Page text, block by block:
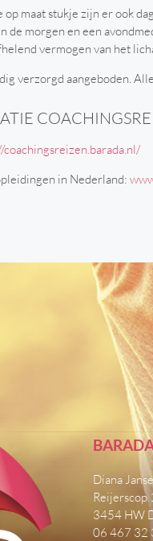
op maat stukje zijn er ook
de morgen en een
vermogen van het
verzorgd aangeboden.
coachingsreizen.barada.nl/
in Nederland:
Diana
Reijerscop
3454 HW
06 467 32